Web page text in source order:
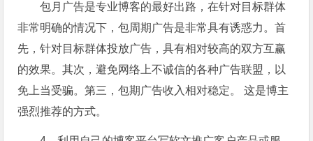
包月广告是专业博客的最好出路，在针对目标群体
非常明确的情况下，包周期广告是非常具有诱惑力。首
先，针对目标群体投放广告，具有相对较高的双方互赢
的效果。其次，避免网络上不诚信的各种广告联盟，以
免上当受骗。第三，包期广告收入相对稳定。 这是博主
强烈推荐的方式。